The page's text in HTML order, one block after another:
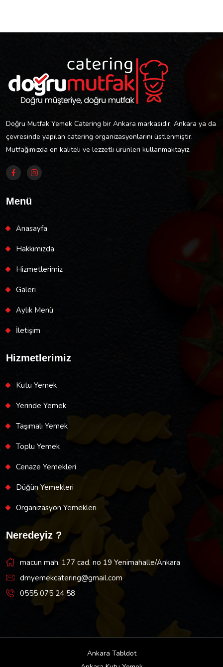
Doğru Mutfak Yemek Catering bir Ankara markasıdır. Ankara ya da
çevresinde yapılan catering organizasyonlarını üstlenmiştir.
Mutfağımızda en kaliteli ve lezzetli ürünleri kullanmaktayız.
Menü
Anasayfa
Hakkımızda
Hizmetlerimiz
Galeri
Aylık Menü
İletişim
Hizmetlerimiz
Kutu Yemek
Yerinde Yemek
Taşımalı Yemek
Toplu Yemek
Cenaze Yemekleri
Düğün Yemekleri
Organizasyon Yemekleri
Neredeyiz ?
macun mah. 177 cad. no 19 Yenimahalle/Ankara
dmyemekcatering@gmail.com
0555 075 24 58
Ankara Tabldot